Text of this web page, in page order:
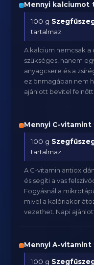
Mennyi kalciumot
100 g
tartalmaz.
A kalcium nemcsak
szükséges, hanem
anyagcsere és a
ez önmagában nem
ajánlott bevitel
Mennyi C-
100 g
tartalmaz.
A C-vitamin
és segíti a vas
Fogyásnál a
mivel a
vezethet. Napi
Mennyi A-vitamint
100 g